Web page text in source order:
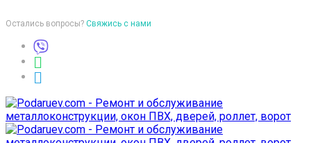
Остались вопросы? Свяжись с нами